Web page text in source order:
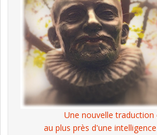
Une nouvelle traduction
au plus près d'une